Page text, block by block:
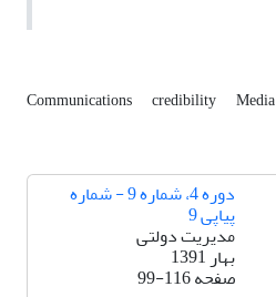
Communications credibility Media
دوره 4، شماره 9 - شماره
پیاپی 9
مدیریت دولتی
بهار 1391
صفحه99-116